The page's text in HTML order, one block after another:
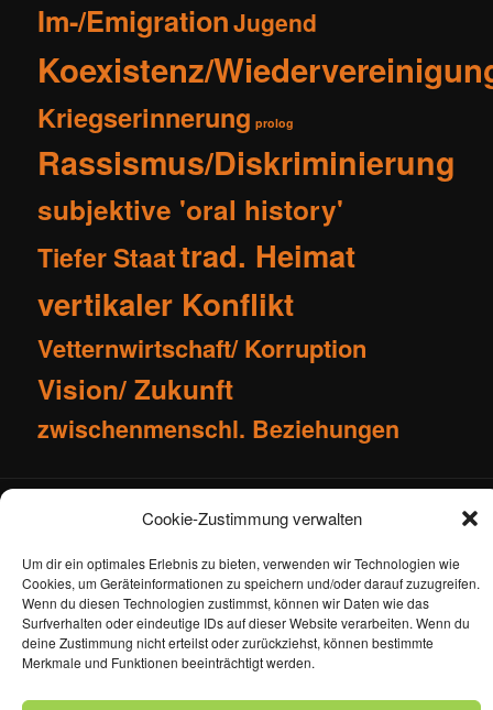
Cookie-Zustimmung verwalten
Um dir ein optimales Erlebnis zu bieten, verwenden wir Technologien wie
Cookies, um Geräteinformationen zu speichern und/oder darauf zuzugreifen.
Wenn du diesen Technologien zustimmst, können wir Daten wie das
Surfverhalten oder eindeutige IDs auf dieser Website verarbeiten. Wenn du
deine Zustimmung nicht erteilst oder zurückziehst, können bestimmte
Merkmale und Funktionen beeinträchtigt werden.
Im-/EmigrationJugend
Koexistenz/
Kriegserinnerung prolog
Rassismus/Diskriminierung
subjektive 'oral history'
Tiefer Staattrad. Heimat
vertikaler Konflikt
Vetternwirtschaft/ Korruption
Vision/ Zukunft
zwischenmenschl. Beziehungen
Impressum
Kontakt
Datenschutzerklärung
Datenschutzerklärung Stolz präsentiert von WordPress